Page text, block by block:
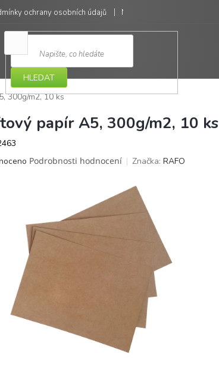
ochrany osobních údajů Moje objednávka
HLEDAT
300g/m2, 10 ks
papír A5, 300g/m2, 10 ks
Podrobnosti hodnocení Značka: RAFO